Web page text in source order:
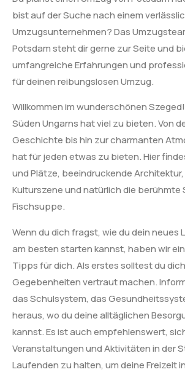
bist auf der Suche nach einem
Umzugsunternehmen? Das
Potsdam steht dir gerne zur Seite und
umfangreiche Erfahrungen und
für deinen reibungslosen Umzug.
Willkommen im wunderschönen
Süden Ungarns hat viel zu bieten. Von
Geschichte bis hin zur charmanten
hat für jeden etwas zu bieten. Hier
und Plätze, beeindruckende
Kulturszene und natürlich die berühmte
Fischsuppe.
Wenn du dich fragst, wie du dein neues
am besten starten kannst, haben wir
Tipps für dich. Als erstes solltest du
Gegebenheiten vertraut machen.
das Schulsystem, das
heraus, wo du deine alltäglichen
kannst. Es ist auch empfehlenswert,
Veranstaltungen und Aktivitäten in der
Laufenden zu halten, um deine Freizeit